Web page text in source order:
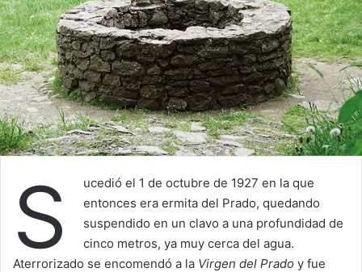
S
ucedió el 1 de octubre de 1927 en la que
entonces era ermita del Prado, quedando
suspendido en un clavo a una profundidad de
cinco metros, ya muy cerca del agua.
Aterrorizado se encomendó a la Virgen del Prado y fue